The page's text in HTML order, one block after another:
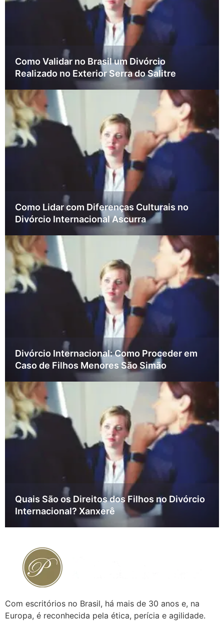
Como Validar no Brasil um Divórcio
Realizado no Exterior Serra do Salitre
Como Lidar com Diferenças Culturais no
Divórcio Internacional Ascurra
Divórcio Internacional: Como Proceder em
Caso de Filhos Menores São Simão
Quais São os Direitos dos Filhos no Divórcio
Internacional? Xanxerê
Com escritórios no Brasil, há mais de 30 anos e, na
Europa, é reconhecida pela ética, perícia e agilidade.